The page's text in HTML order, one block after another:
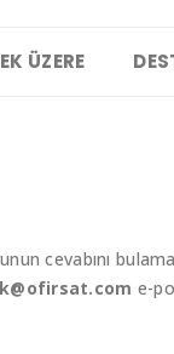
ÜZERE
cevabını
e-